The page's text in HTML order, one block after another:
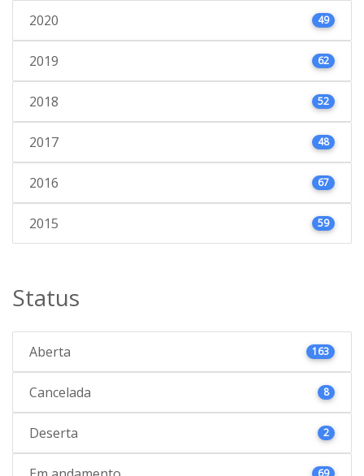
2020 49
2019 62
2018 52
2017 48
2016 67
2015 59
Status
Aberta 163
Cancelada 8
Deserta 2
69